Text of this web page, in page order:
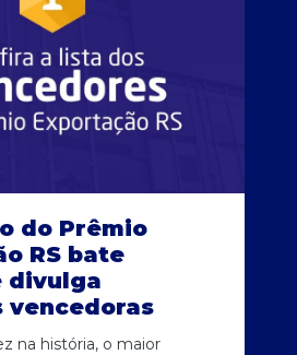
do Prêmio
RS bate
divulga
vencedoras
na história, o maior